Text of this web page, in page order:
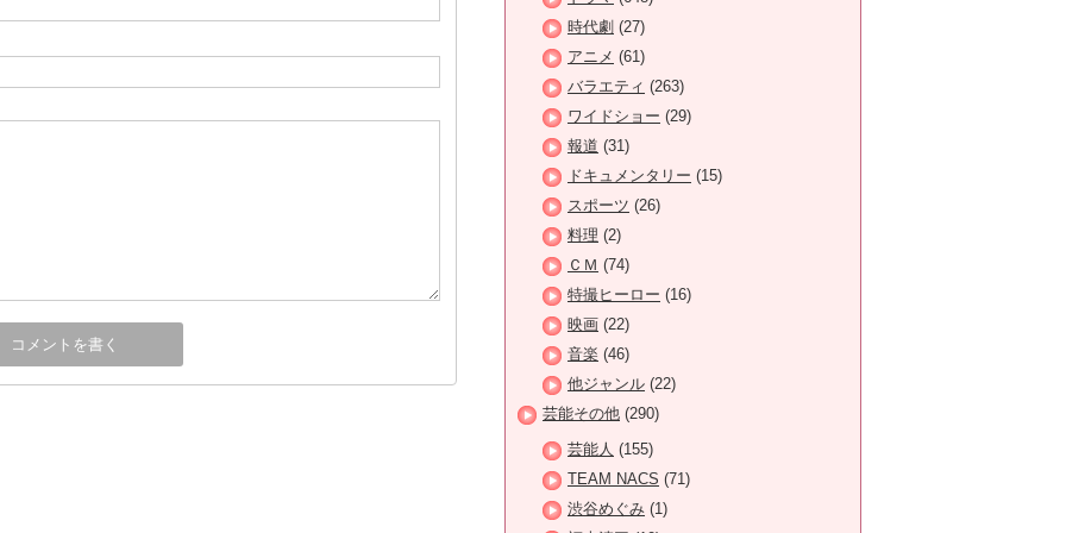
時代劇 (27)
アニメ (61)
バラエティ (263)
ワイドショー (29)
報道 (31)
ドキュメンタリー (15)
スポーツ (26)
料理 (2)
ＣＭ (74)
特撮ヒーロー (16)
映画 (22)
音楽 (46)
他ジャンル (22)
芸能その他 (290)
芸能人 (155)
TEAM NACS (71)
渋谷めぐみ (1)